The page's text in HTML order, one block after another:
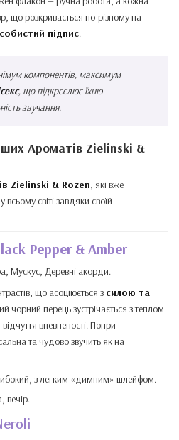
що розкривається по-різному на
підпис.
компонентів, максимум
, що підкреслює їхню
звучання.
Ароматів Zielinski &
Zielinski & Rozen, які вже
світі завдяки своїй
Pepper & Amber
Мускус, Деревні акорди.
що асоціюється з силою та
чорний перець зустрічається з теплом
впевненості. Попри
та чудово звучить як на
з легким «димним» шлейфом.
вечір.